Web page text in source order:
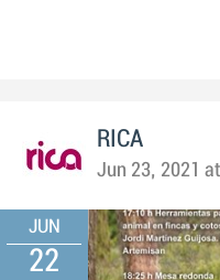
RICA
Jun 23, 2021
JUN
22